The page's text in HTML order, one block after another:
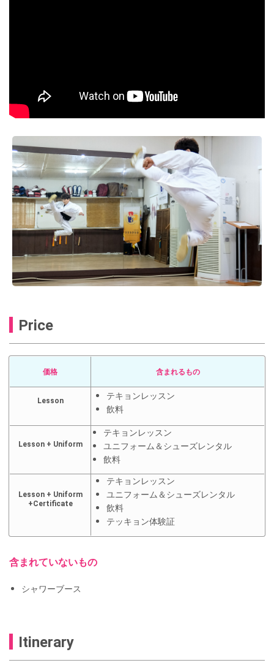
Price
価格 含まれるもの
Lesson
テキョンレッスン
飲料
Lesson + Uniform
テキョンレッスン
ユニフォーム＆シューズレンタル
飲料
Lesson + Uniform
+Certificate
テキョンレッスン
ユニフォーム＆シューズレンタル
飲料
テッキョン体験証
含まれていないもの
シャワーブース
Itinerary